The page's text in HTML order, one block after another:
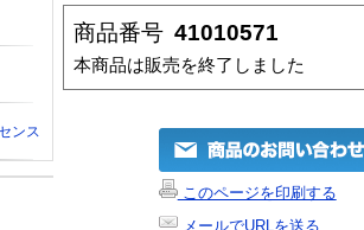
商品番号 41010571
本商品は販売を終了しました
このページを印刷する
メールでURLを送る
ンス